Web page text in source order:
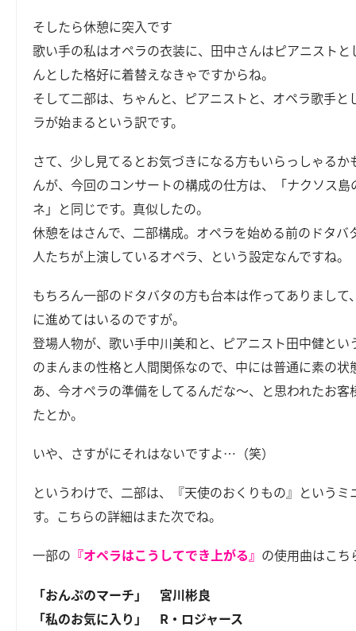
そしたら休憩に突入です
歌い手の私はオペラの衣装に、田中さんはピアニストと
んとした格好に着替えなきゃですからね。
そして二部は、ちゃんと、ピアニストと、オペラ歌手と
ラが始まるという訳です。
さて、少し見てるとお気づきになる方もいらっしゃるか
んが、今回のコンサートの構成の仕方は、「ナクソス島
ネ」と同じです。真似したの。
休憩をはさんで、二部構成。オペラを始める前のドタバ
人たちが上演しているオペラ、という設定なんですね。
もちろん一部のドタバタの方も台本は作ってありまして
に進めてはいるのですが。
登場人物が、歌い手中川美和と、ピアニスト田中健とい
のまんまの性格と人間関係なので、中には普通に素の状
あ、今オペラの準備をしてるんだな～、と思われたお客
たとか。
いや、さすがにそれはないですよ…（笑）
というわけで、二部は、『天使のおくりもの』というミ
す。こちらの詳細はまた次でね。
一部の 『オペラはこうしてでき上がる』 の使用曲はこち
「おんぷのマーチ」 宮川彬良
「私のお気に入り」 R・ロジャース